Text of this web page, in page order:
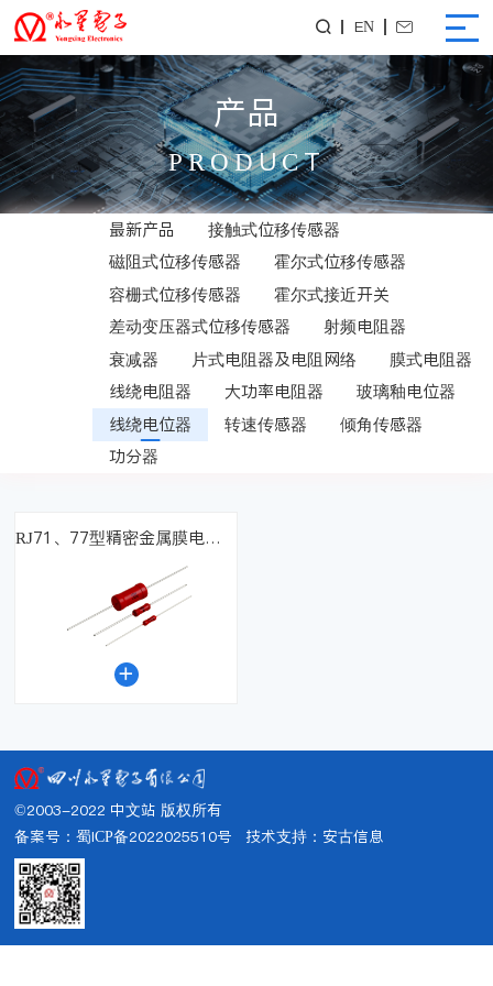
 EN 
产品
PRODUCT
最新产品
接触式位移传感器
磁阻式位移传感器
霍尔式位移传感器
容栅式位移传感器
霍尔式接近开关
差动变压器式位移传感器
射频电阻器
衰减器
片式电阻器及电阻网络
膜式电阻器
线绕电阻器
大功率电阻器
玻璃釉电位器
线绕电位器
转速传感器
倾角传感器
功分器
RJ71、77型精密金属膜电阻器

©2003-2022 中文站 版权所有
备案号：蜀ICP备2022025510号 技术支持： 安古信息